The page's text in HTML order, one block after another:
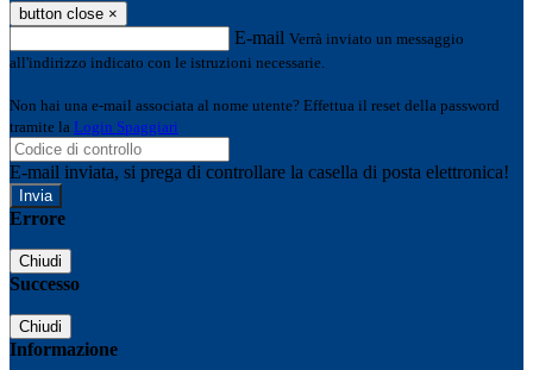
button close ×
E-mail Verrà inviato un messaggio
all'indirizzo indicato con le istruzioni necessarie.
Non hai una e-mail associata al nome utente? Effettua il reset della password
tramite la Login Spaggiari
E-mail inviata, si prega di controllare la casella di posta elettronica!
Errore
Chiudi
Successo
Chiudi
Informazione